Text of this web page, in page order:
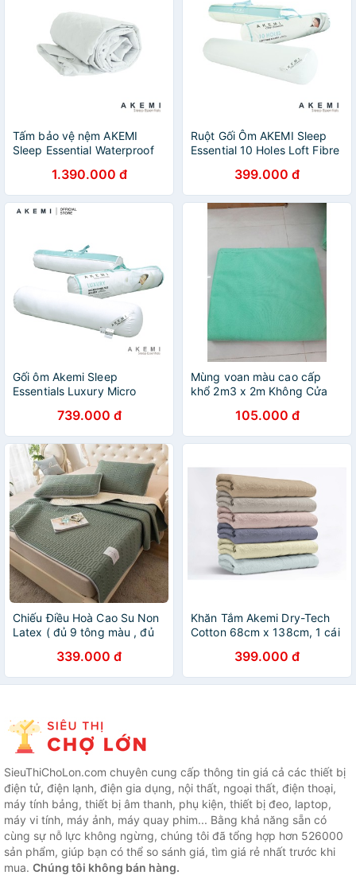
Tấm bảo vệ nệm AKEMI
Sleep Essential Waterproof
1.390.000 đ
Ruột Gối Ôm AKEMI Sleep
Essential 10 Holes Loft Fibre
399.000 đ
Gối ôm Akemi Sleep
Essentials Luxury Micro
739.000 đ
Mùng voan màu cao cấp
khổ 2m3 x 2m Không Cửa
105.000 đ
Chiếu Điều Hoà Cao Su Non
Latex ( đủ 9 tông màu , đủ
339.000 đ
Khăn Tắm Akemi Dry-Tech
Cotton 68cm x 138cm, 1 cái
399.000 đ
SieuThiChoLon.com chuyên cung cấp thông tin giá cả các thiết bị
điện tử, điện lạnh, điện gia dụng, nội thất, ngoại thất, điện thoại,
máy tính bảng, thiết bị âm thanh, phụ kiện, thiết bị đeo, laptop,
máy vi tính, máy ảnh, máy quay phim... Bằng khả năng sẵn có
cùng sự nỗ lực không ngừng, chúng tôi đã tổng hợp hơn 526000
sản phẩm, giúp bạn có thể so sánh giá, tìm giá rẻ nhất trước khi
mua. Chúng tôi không bán hàng.